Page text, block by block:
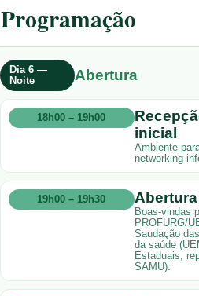
Programação
Dia 6 —
Noite
Abertura
18h00 – 19h00
inicial
Ambiente
networking
19h00 – 19h30
Boas-vindas
PROFURG/
Saudação
da saúde
Estaduais,
SAMU).